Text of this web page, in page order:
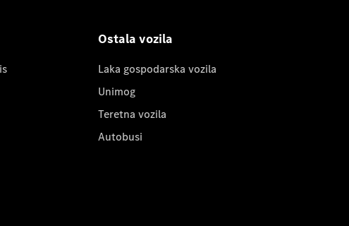
Ostala vozila
Laka gospodarska vozila
Unimog
Teretna vozila
Autobusi